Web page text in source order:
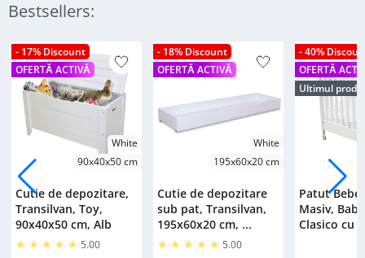
Bestsellers:
- 17% Discount
OFERTĂ ACTIVĂ
White
90x40x50 cm
Cutie de depozitare,
Transilvan, Toy,
90x40x50 cm, Alb
5.00
- 18% Discount
OFERTĂ ACTIVĂ
White
195x60x20 cm
Cutie de depozitare
sub pat, Transilvan,
195x60x20 cm, ...
5.00
- 40%
OFERTĂ
Ultimul
Patut
Masiv,
Clasico cu